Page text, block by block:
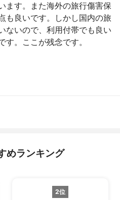
ます。また海外の旅行傷害保
も良いです。しかし国内の旅
ないので、利用付帯でも良い
。ここが残念です。
めランキング
2位